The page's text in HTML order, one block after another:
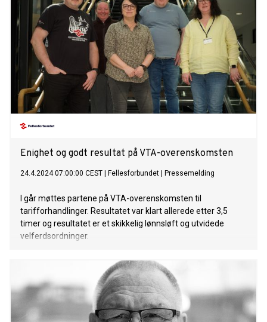
Enighet og godt resultat på VTA-overenskomsten
24.4.2024 07:00:00 CEST Fellesforbundet Pressemelding
I går møttes partene på VTA-overenskomsten til
tarifforhandlinger. Resultatet var klart allerede etter 3,5
timer og resultatet er et skikkelig lønnsløft og utvidede
velferdsordninger.